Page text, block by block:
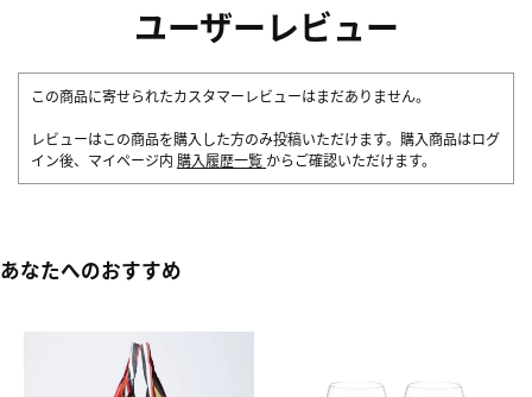
ユーザーレビュー
この商品に寄せられたカスタマーレビューはまだありません。
レビューはこの商品を購入した方のみ投稿いただけます。購入商品はログ
イン後、マイページ内 購入履歴一覧 からご確認いただけます。
あなたへのおすすめ